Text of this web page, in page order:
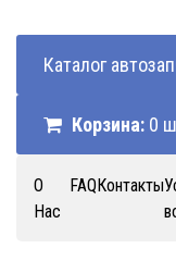
Каталог
Корзина: 0
О
Нас
FAQКонтакты